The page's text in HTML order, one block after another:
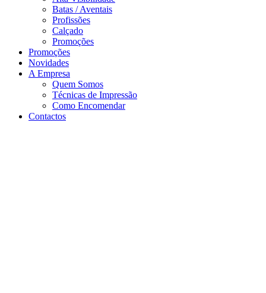
Batas / Aventais
Profissões
Calçado
Promoções
Promoções
Novidades
A Empresa
Quem Somos
Técnicas de Impressão
Como Encomendar
Contactos